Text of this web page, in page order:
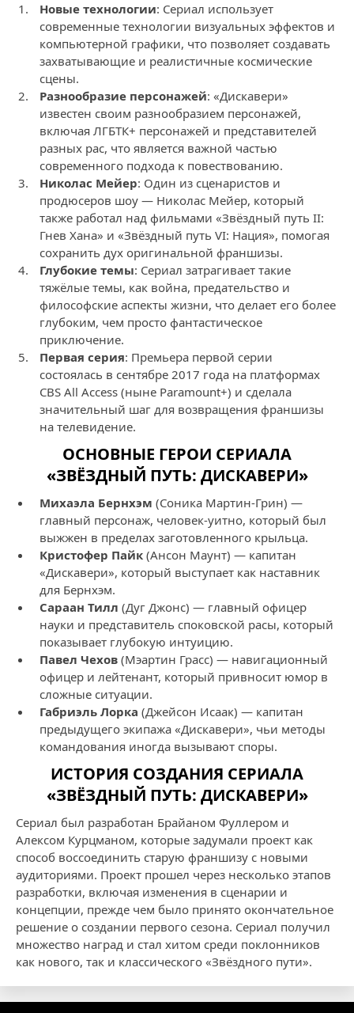
Новые технологии: Сериал использует
современные технологии визуальных эффектов и
компьютерной графики, что позволяет создавать
захватывающие и реалистичные космические
сцены.
Разнообразие персонажей: «Дискавери»
известен своим разнообразием персонажей,
включая ЛГБТК+ персонажей и представителей
разных рас, что является важной частью
современного подхода к повествованию.
Николас Мейер: Один из сценаристов и
продюсеров шоу — Николас Мейер, который
также работал над фильмами «Звёздный путь II:
Гнев Хана» и «Звёздный путь VI: Нация», помогая
сохранить дух оригинальной франшизы.
Глубокие темы: Сериал затрагивает такие
тяжёлые темы, как война, предательство и
философские аспекты жизни, что делает его более
глубоким, чем просто фантастическое
приключение.
Первая серия: Премьера первой серии
состоялась в сентябре 2017 года на платформах
CBS All Access (ныне Paramount+) и сделала
значительный шаг для возвращения франшизы
на телевидение.
ОСНОВНЫЕ ГЕРОИ СЕРИАЛА
«ЗВЁЗДНЫЙ ПУТЬ: ДИСКАВЕРИ»
Михаэла Бернхэм (Соника Мартин-Грин) —
главный персонаж, человек-уитно, который был
выжжен в пределах заготовленного крыльца.
Кристофер Пайк (Ансон Маунт) — капитан
«Дискавери», который выступает как наставник
для Бернхэм.
Сараан Тилл (Дуг Джонс) — главный офицер
науки и представитель споковской расы, который
показывает глубокую интуицию.
Павел Чехов (Мэартин Грасс) — навигационный
офицер и лейтенант, который привносит юмор в
сложные ситуации.
Габриэль Лорка (Джейсон Исаак) — капитан
предыдущего экипажа «Дискавери», чьи методы
командования иногда вызывают споры.
ИСТОРИЯ СОЗДАНИЯ СЕРИАЛА
«ЗВЁЗДНЫЙ ПУТЬ: ДИСКАВЕРИ»
Сериал был разработан Брайаном Фуллером и
Алексом Курцманом, которые задумали проект как
способ воссоединить старую франшизу с новыми
аудиториями. Проект прошел через несколько этапов
разработки, включая изменения в сценарии и
концепции, прежде чем было принято окончательное
решение о создании первого сезона. Сериал получил
множество наград и стал хитом среди поклонников
как нового, так и классического «Звёздного пути».